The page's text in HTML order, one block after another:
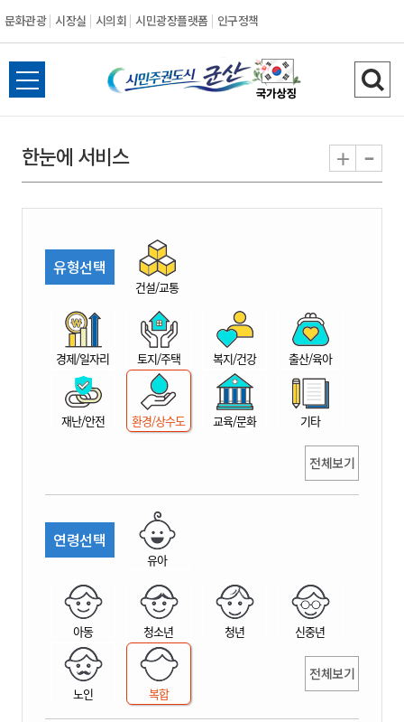
문화관광 시장실 시의회 시민광장플랫폼 인구정책
시
민
권
시
산
전
체
뉴
열
검
색
기
한눈에 서비스 + -
유형선택
건설/교통
경제/일자리 토지/주택 복지/건강 출산/육아
재난/안전 환경/상수도 교육/문화 기타
전체보기
연령선택
유아
아동 청소년 청년 신중년
노인 복합
전체보기